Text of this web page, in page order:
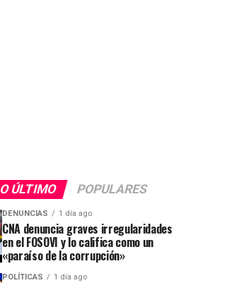
ÚLTIMO POPULARES
DENUNCIAS 1 día ago
CNA denuncia graves irregularidades
en el FOSOVI y lo califica como un
«paraíso de la corrupción»
POLÍTICAS 1 día ago